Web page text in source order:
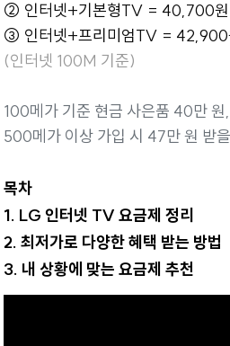
② 인터넷+기본형TV = 40,700원
③ 인터넷+프리미엄TV = 42,900
(인터넷 100M 기준)
100메가 기준 현금 사은품 40만 원,
500메가 이상 가입 시 47만 원 받
목차
1. LG 인터넷 TV 요금제 정리
2. 최저가로 다양한 혜택 받는 방법
3. 내 상황에 맞는 요금제 추천